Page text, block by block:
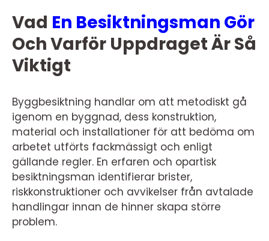
Vad En Besiktningsman Gör
Och Varför Uppdraget Är Så
Viktigt
Byggbesiktning handlar om att metodiskt gå
igenom en byggnad, dess konstruktion,
material och installationer för att bedöma om
arbetet utförts fackmässigt och enligt
gällande regler. En erfaren och opartisk
besiktningsman identifierar brister,
riskkonstruktioner och avvikelser från avtalade
handlingar innan de hinner skapa större
problem.